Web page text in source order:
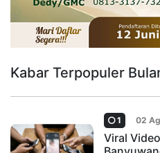
Kabar Terpopuler
1 02
Viral